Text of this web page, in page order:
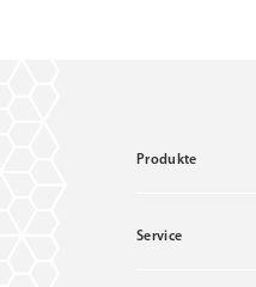
Produkte
Service